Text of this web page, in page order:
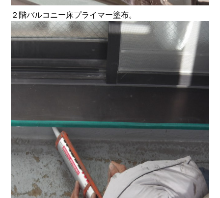
２階バルコニー床プライマー塗布。